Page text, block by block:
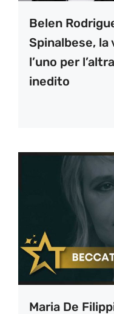
Belen
Spinalbese, la
l’uno per
inedito
Maria De